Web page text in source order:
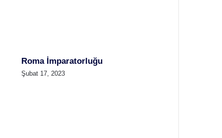
Roma İmparatorluğu
Şubat 17, 2023